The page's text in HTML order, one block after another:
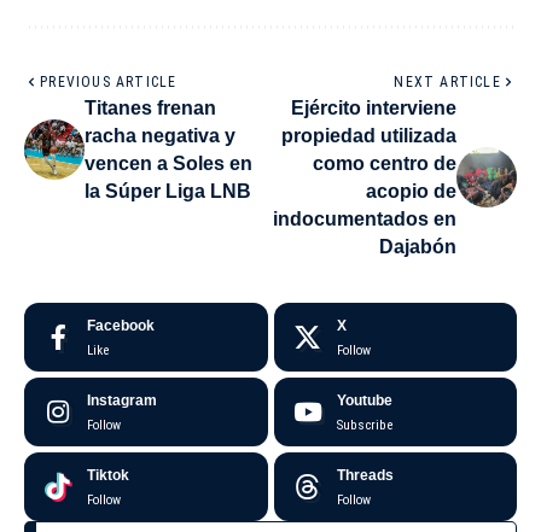
PREVIOUS ARTICLE
Titanes frenan
racha negativa y
vencen a Soles en
la Súper Liga LNB
NEXT ARTICLE
Ejército interviene
propiedad utilizada
como centro de
acopio de
indocumentados en
Dajabón
Facebook
Like
X
Follow
Instagram
Follow
Youtube
Subscribe
Tiktok
Follow
Threads
Follow